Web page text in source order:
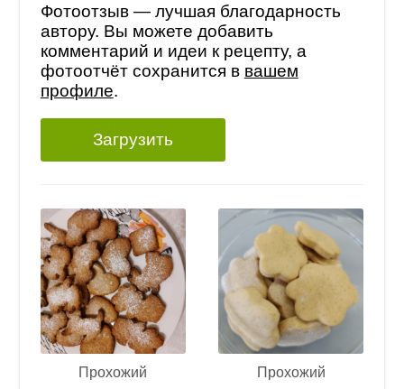
Фотоотзыв — лучшая благодарность
автору. Вы можете добавить
комментарий и идеи к рецепту, а
фотоотчёт сохранится в вашем
профиле.
Загрузить
Прохожий Прохожий